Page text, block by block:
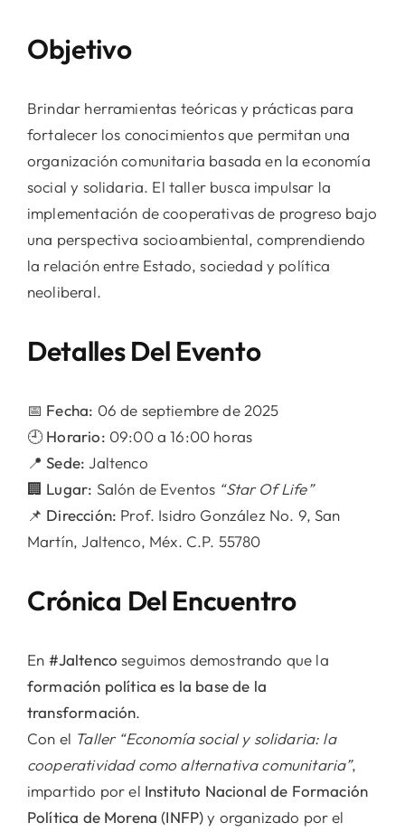
Objetivo
Brindar herramientas teóricas y prácticas para
fortalecer los conocimientos que permitan una
organización comunitaria basada en la economía
social y solidaria. El taller busca impulsar la
implementación de cooperativas de progreso bajo
una perspectiva socioambiental, comprendiendo
la relación entre Estado, sociedad y política
neoliberal.
Detalles Del Evento
📅 Fecha: 06 de septiembre de 2025
🕘Horario: 09:00 a 16:00 horas
📍Sede: Jaltenco
🏢 Lugar: Salón de Eventos “Star Of Life”
📌 Dirección: Prof. Isidro González No. 9, San
Martín, Jaltenco, Méx. C.P. 55780
Crónica Del Encuentro
En #Jaltenco seguimos demostrando que la
formación política es la base de la
transformación.
Con el Taller “Economía social y solidaria: la
cooperatividad como alternativa comunitaria”,
impartido por el Instituto Nacional de Formación
Política de Morena (INFP)y organizado por el